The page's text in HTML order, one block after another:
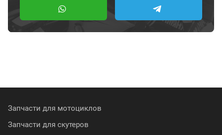
Запчасти для мотоциклов
Запчасти для скутеров